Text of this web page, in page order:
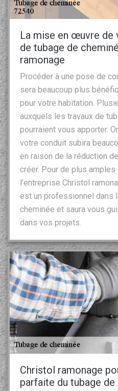
La mise en œuvre de
de tubage de
ramonage
Procéder à une pose de
sera beaucoup plus
pour votre habitation.
auxquels les travaux de
pourraient vous apporter.
votre conduit subira
en raison de la réduction
créer. Pour de plus
l’entreprise Christol
est un professionnel dans
cheminée et saura vous
dans vos projets.
Christol ramonage
parfaite du tubage